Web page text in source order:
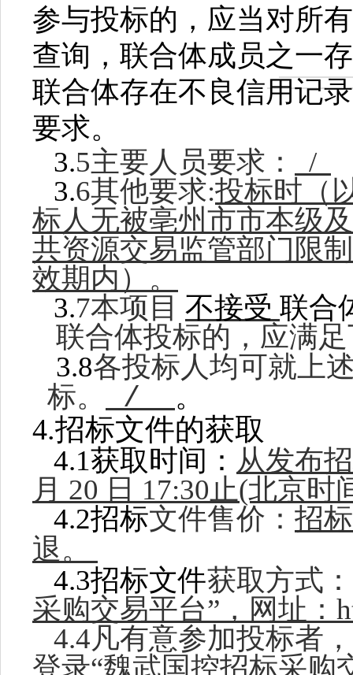
参与投标的，应当对所
查询，联合体成员之一
联合体存在不良信用记
要求。
3.5主要人员要求：
/
3.6其他要求:投标时（
标人无被亳州市市本级
共资源交易监管部门限
效期内）。
3.7本项目 不接受 联合
联合体投标的，应满
3.8各投标人均可就上
标。
/ 。
4.招标文件的获取
4.1获取时间： 从发布
月 20 日 17:30 止(北京时
4.2招标文件售价： 招
退。
4.3招标文件获取方式：
采购交易平台”，网址：
4.4凡有意参加投标者
登录“魏武国控招标采购